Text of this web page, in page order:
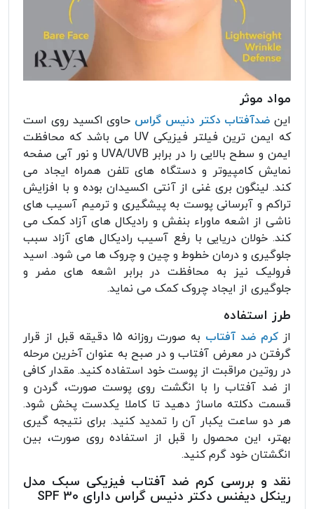
مواد موثر
این ضدآفتاب دکتر دنیس گراس حاوی اکسید روی است
که ایمن ترین فیلتر فیزیکی UV می باشد که محافظت
ایمن و سطح بالایی را در برابر UVA/UVB و نور آبی صفحه
نمایش کامپیوتر و دستگاه های تلفن همراه ایجاد می
کند. لینگون بری غنی از آنتی اکسیدان بوده و با افزایش
تراکم و آبرسانی پوست به پیشگیری و ترمیم آسیب های
ناشی از اشعه ماوراء بنفش و رادیکال های آزاد کمک می
کند. خولان دریایی با رفع آسیب رادیکال های آزاد سبب
جلوگیری و درمان خطوط و چین و چروک ها می شود. اسید
فرولیک نیز به محافظت در برابر اشعه های مضر و
جلوگیری از ایجاد چروک کمک می نماید.
طرز استفاده
از کرم ضد آفتاب
به صورت روزانه 15 دقیقه قبل از قرار
گرفتن در معرض آفتاب و در صبح به عنوان آخرین مرحله
در روتین مراقبت از پوست خود استفاده کنید. مقدار کافی
از ضد آفتاب را با انگشت روی پوست صورت، گردن و
قسمت دکلته ماساژ دهید تا کاملا یکدست پخش شود.
هر دو ساعت یکبار آن را تمدید کنید. برای نتیجه گیری
بهتر، این محصول را قبل از استفاده روی صورت، بین
انگشتان خود گرم کنید.
نقد و بررسی کرم ضد آفتاب فیزیکی سبک مدل
رینکل دیفنس دکتر دنیس گراس دارای SPF 30